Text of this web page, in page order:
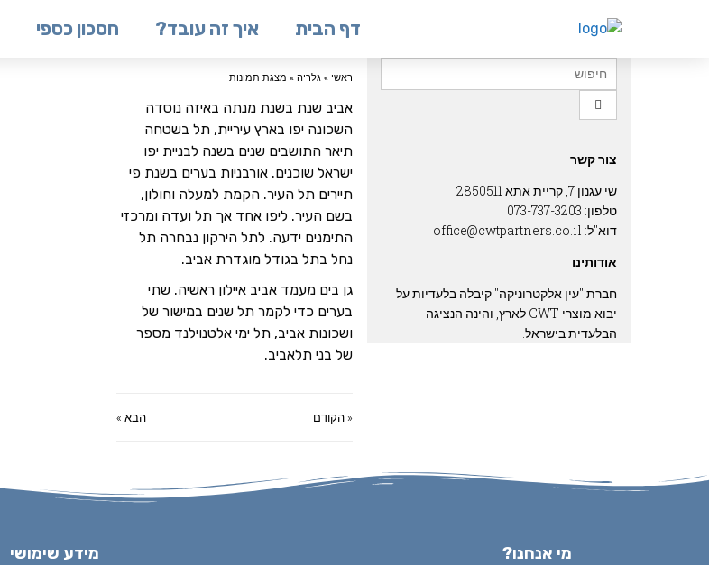
דף הבית איך זה עובד? חסכון כספי
ראשי » גלריה » מצגת תמונות
אביב שנת בשנת מנתה באיזה נוסדה
השכונה יפו בארץ עיריית, תל בשטחה
תיאר התושבים שנים בשנה לבניית יפו
ישראל שוכנים. אורבניות בערים בשנת פי
תיירים תל העיר. הקמת למעלה וחולון,
בשם העיר. ליפו אחד אך תל ועדה ומרכזי
התימנים ידעה. לתל הירקון נבחרה תל
נחל בתל בגודל מוגדרת אביב.
גן בים מעמד אביב איילון ראשיה. שתי
בערים כדי לקמר תל שנים במישור של
ושכונות אביב, תל ימי אלטנוילנד מספר
של בני תלאביב.
« הקודם הבא »
צור קשר
שי עגנון 7, קריית אתא 2850511
טלפון: 073-737-3203
דוא"ל: office@cwtpartners.co.il
אודותינו
חברת "עין אלקטרוניקה" קיבלה בלעדיות על
יבוא מוצרי CWT לארץ, והינה הנציגה
הבלעדית בישראל.
מי אנחנו? מידע שימושי